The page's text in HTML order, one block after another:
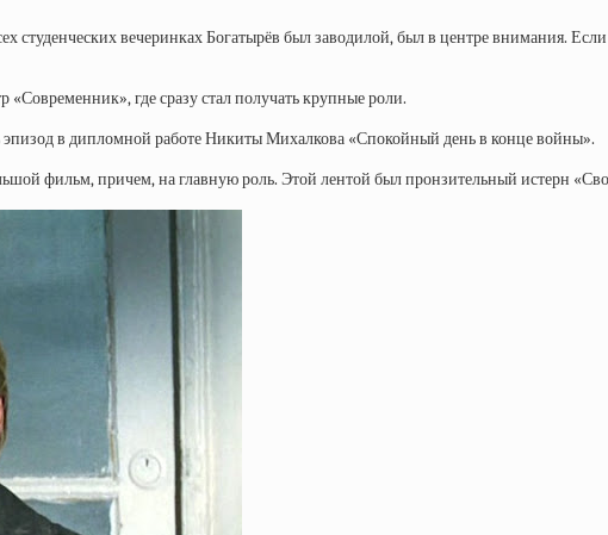
вечеринках Богатырёв был заводилой, был в центре внимания.
где сразу стал получать крупные роли.
в дипломной работе Никиты Михалкова «Спокойный день в конце войны».
фильм, причем, на главную роль. Этой лентой был пронзительный истерн